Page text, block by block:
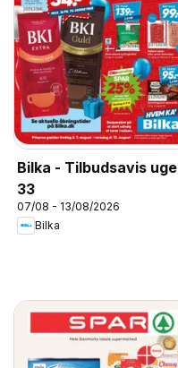
Bilka - Tilbudsavis uge
33
07/08 - 13/08/2026
Bilka